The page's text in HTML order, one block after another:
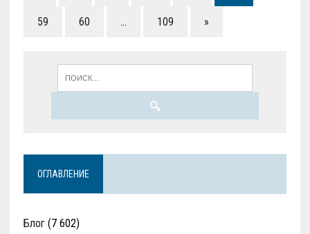
59 60 … 109 »
ОГЛАВЛЕНИЕ
Блог(7 602)